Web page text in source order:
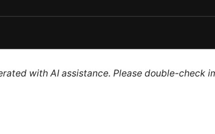
with AI assistance. Please double-check